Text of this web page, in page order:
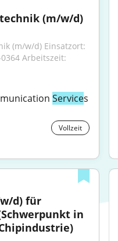
(m/w/d)
Arbeitszeit:
Services
Vollzeit
d) für
in